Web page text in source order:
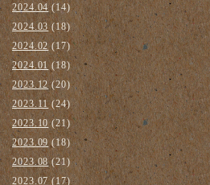
2024.04(14)
2024.03(18)
2024.02 (17)
2024.01(18)
2023.12(20)
2023.11(24)
2023.10(21)
2023.09(18)
2023.08(21)
2023.07(17)